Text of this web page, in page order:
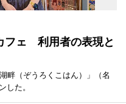
フェ 利用者の表現と
畔（ぞうろくこはん）」（名
した。